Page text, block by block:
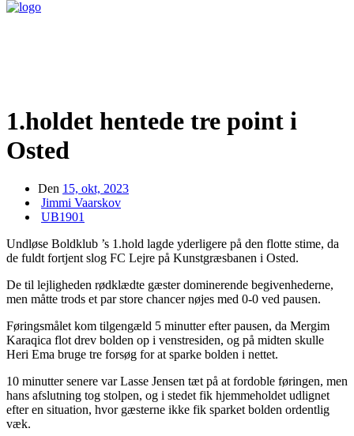
1.holdet hentede tre point i
Osted
Den 15, okt, 2023
Jimmi Vaarskov
UB1901
Undløse Boldklub ’s 1.hold lagde yderligere på den flotte stime, da
de fuldt fortjent slog FC Lejre på Kunstgræsbanen i Osted.
De til lejligheden rødklædte gæster dominerende begivenhederne,
men måtte trods et par store chancer nøjes med 0-0 ved pausen.
Føringsmålet kom tilgengæld 5 minutter efter pausen, da Mergim
Karaqica flot drev bolden op i venstresiden, og på midten skulle
Heri Ema bruge tre forsøg for at sparke bolden i nettet.
10 minutter senere var Lasse Jensen tæt på at fordoble føringen, men
hans afslutning tog stolpen, og i stedet fik hjemmeholdet udlignet
efter en situation, hvor gæsterne ikke fik sparket bolden ordentlig
væk.